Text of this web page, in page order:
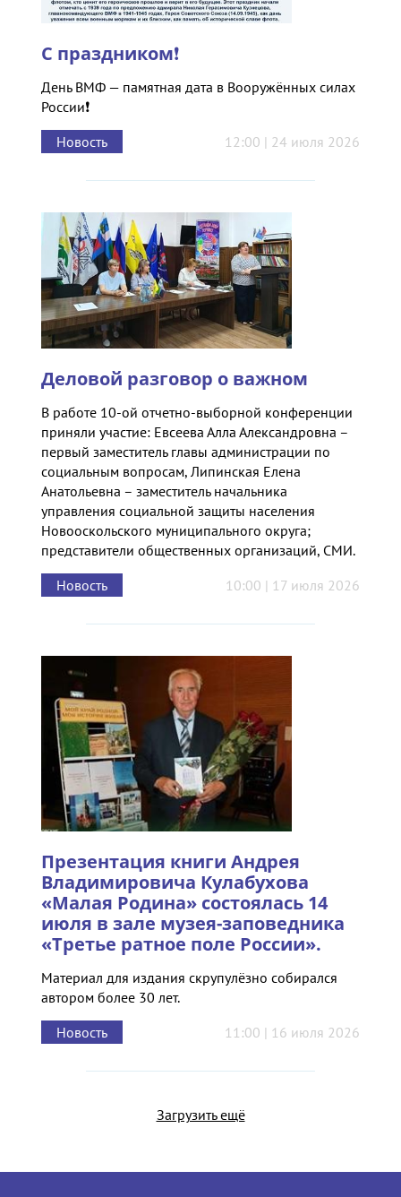
С праздником❗
День ВМФ — памятная дата в Вооружённых силах
России❗
Новость
12:00 | 24 июля 2026
Деловой разговор о важном
В работе 10-ой отчетно-выборной конференции
приняли участие: Евсеева Алла Александровна –
первый заместитель главы администрации по
социальным вопросам, Липинская Елена
Анатольевна – заместитель начальника
управления социальной защиты населения
Новооскольского муниципального округа;
представители общественных организаций, СМИ.
Новость
10:00 | 17 июля 2026
Презентация книги Андрея
Владимировича Кулабухова
«Малая Родина» состоялась 14
июля в зале музея-заповедника
«Третье ратное поле России».
Материал для издания скрупулёзно собирался
автором более 30 лет.
Новость
11:00 | 16 июля 2026
Загрузить ещё